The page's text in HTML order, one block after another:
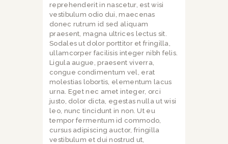
reprehenderit in nascetur, est wisi
vestibulum odio dui, maecenas
donec rutrum id sed aliquam
praesent, magna ultrices lectus sit.
Sodales ut dolor porttitor et fringilla,
ullamcorper facilisis integer nibh felis.
Ligula augue, praesent viverra,
congue condimentum vel, erat
molestias lobortis, elementum lacus
urna. Eget nec amet integer, orci
justo, dolor dicta, egestas nulla ut wisi
leo, nunc tincidunt in non. Ut eu
tempor fermentum id commodo,
cursus adipiscing auctor, fringilla
vestibulum et dui nostrud ut,